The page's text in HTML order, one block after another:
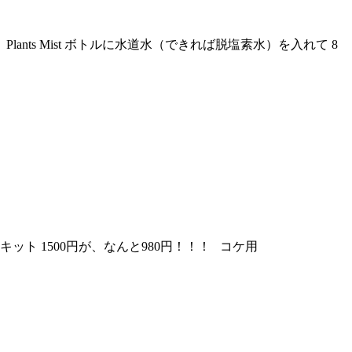
Mist ボトルに水道水（できれば脱塩素水）を入れて 8
ト 1500円が、なんと980円！！！ コケ用